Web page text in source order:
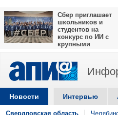
Сбер приглашает
школьников и
студентов на
конкурс по ИИ с
крупными
Новости Интервью
Свердловская область